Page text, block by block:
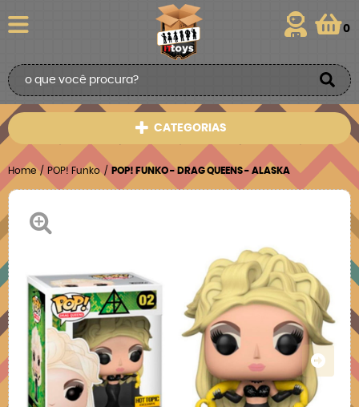
0
CATEGORIAS
Home POP! Funko POP! FUNKO - DRAG QUEENS - ALASKA